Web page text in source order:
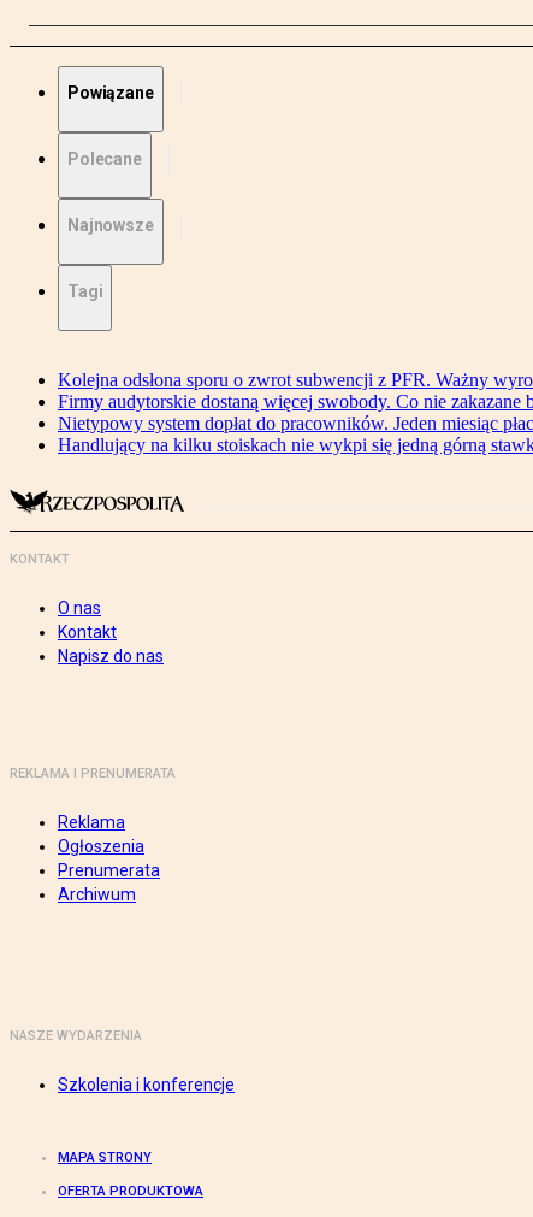
Powiązane
Polecane
Najnowsze
Tagi
Kolejna odsłona sporu o zwrot subwencji z PFR. Ważny
Firmy audytorskie dostaną więcej swobody. Co nie zakazane
Nietypowy system dopłat do pracowników. Jeden miesiąc
Handlujący na kilku stoiskach nie wykpi się jedną górną
KONTAKT
O nas
Kontakt
Napisz do nas
REKLAMA I PRENUMERATA
Reklama
Ogłoszenia
Prenumerata
Archiwum
NASZE WYDARZENIA
Szkolenia i konferencje
MAPA STRONY
OFERTA PRODUKTOWA